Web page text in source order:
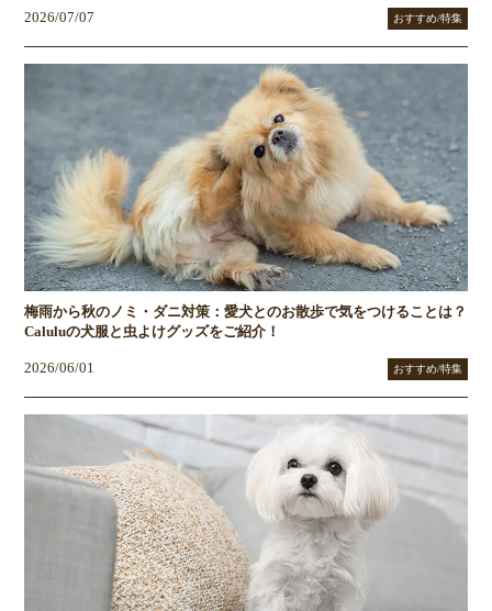
2026/07/07 おすすめ/特集
梅雨から秋のノミ・ダニ対策：愛犬とのお散歩で気をつけることは？
Caluluの犬服と虫よけグッズをご紹介！
2026/06/01 おすすめ/特集